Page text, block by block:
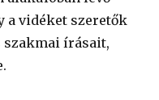
a vidéket szeretők
írásait,